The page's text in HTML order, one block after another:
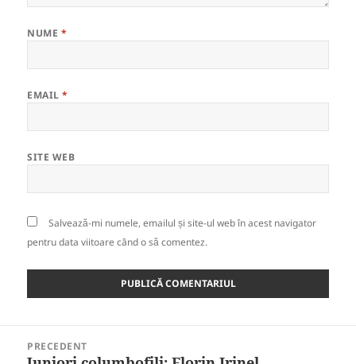
NUME *
EMAIL*
SITE WEB
Salvează-mi numele, emailul și site-ul web în acest navigator
pentru data viitoare când o să comentez.
PRECEDENT